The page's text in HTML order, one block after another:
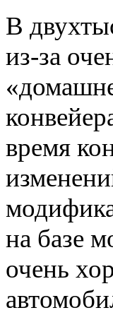
В
из-за
время
на базе
очень